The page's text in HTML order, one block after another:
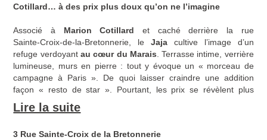
Cotillard… à des prix plus doux qu’on ne l’imagine
Associé à Marion Cotillard et caché derrière la rue
Sainte‑Croix‑de‑la‑Bretonnerie, le Jaja cultive l’image d’un
refuge verdoyantau cœur du Marais . Terrasse intime, verrière
lumineuse, murs en pierre : tout y évoque un « morceau de
campagne à Paris ». De quoi laisser craindre une addition
façon « resto de star ». Pourtant, les prix se révèlent plus
mesurés.
Lire la suite
3 Rue Sainte-Croix de la Bretonnerie